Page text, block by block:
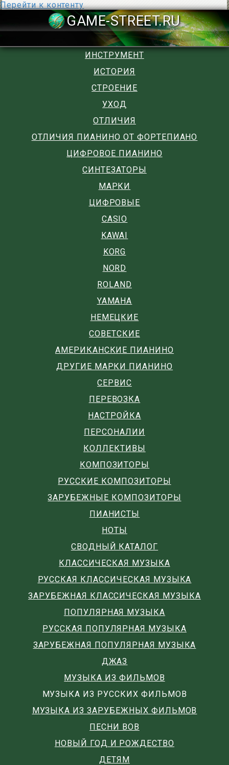
Перейти к контенту
GAME-
ИНСТРУМЕНТ
ИСТОРИЯ
СТРОЕНИЕ
УХОД
ОТЛИЧИЯ
ОТЛИЧИЯ ПИАНИНО ОТ ФОРТЕПИАНО
ЦИФРОВОЕ ПИАНИНО
СИНТЕЗАТОРЫ
МАРКИ
ЦИФРОВЫЕ
CASIO
KAWAI
KORG
NORD
ROLAND
YAMAHA
НЕМЕЦКИЕ
СОВЕТСКИЕ
АМЕРИКАНСКИЕ ПИАНИНО
ДРУГИЕ МАРКИ ПИАНИНО
СЕРВИС
ПЕРЕВОЗКА
НАСТРОЙКА
ПЕРСОНАЛИИ
КОЛЛЕКТИВЫ
КОМПОЗИТОРЫ
РУССКИЕ КОМПОЗИТОРЫ
ЗАРУБЕЖНЫЕ КОМПОЗИТОРЫ
ПИАНИСТЫ
НОТЫ
СВОДНЫЙ КАТАЛОГ
КЛАССИЧЕСКАЯ МУЗЫКА
РУССКАЯ КЛАССИЧЕСКАЯ МУЗЫКА
ЗАРУБЕЖНАЯ КЛАССИЧЕСКАЯ МУЗЫКА
ПОПУЛЯРНАЯ МУЗЫКА
РУССКАЯ ПОПУЛЯРНАЯ МУЗЫКА
ЗАРУБЕЖНАЯ ПОПУЛЯРНАЯ МУЗЫКА
ДЖАЗ
МУЗЫКА ИЗ ФИЛЬМОВ
МУЗЫКА ИЗ РУССКИХ ФИЛЬМОВ
МУЗЫКА ИЗ ЗАРУБЕЖНЫХ ФИЛЬМОВ
ПЕСНИ ВОВ
НОВЫЙ ГОД И РОЖДЕСТВО
ДЕТЯМ